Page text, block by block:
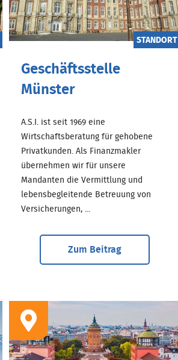
STANDORT
Geschäftsstelle
Münster
A.S.I. ist seit 1969 eine
Wirtschaftsberatung für gehobene
Privatkunden. Als Finanzmakler
übernehmen wir für unsere
Mandanten die Vermittlung und
lebensbegleitende Betreuung von
Versicherungen, ...
Zum Beitrag